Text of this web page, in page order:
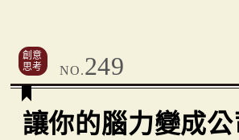
創意
思考
NO.249
讓你的腦力變成公